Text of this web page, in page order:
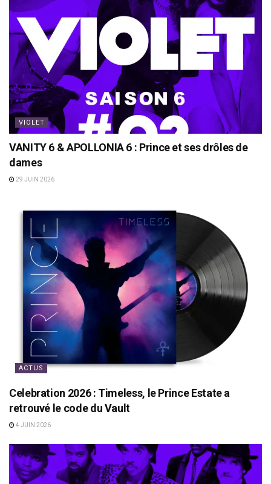
VIOLET
VANITY 6 & APOLLONIA 6 : Prince et ses drôles de
dames
29 JUIN 2026
ACTUS
Celebration 2026 : Timeless, le Prince Estate a
retrouvé le code du Vault
4 JUIN 2026